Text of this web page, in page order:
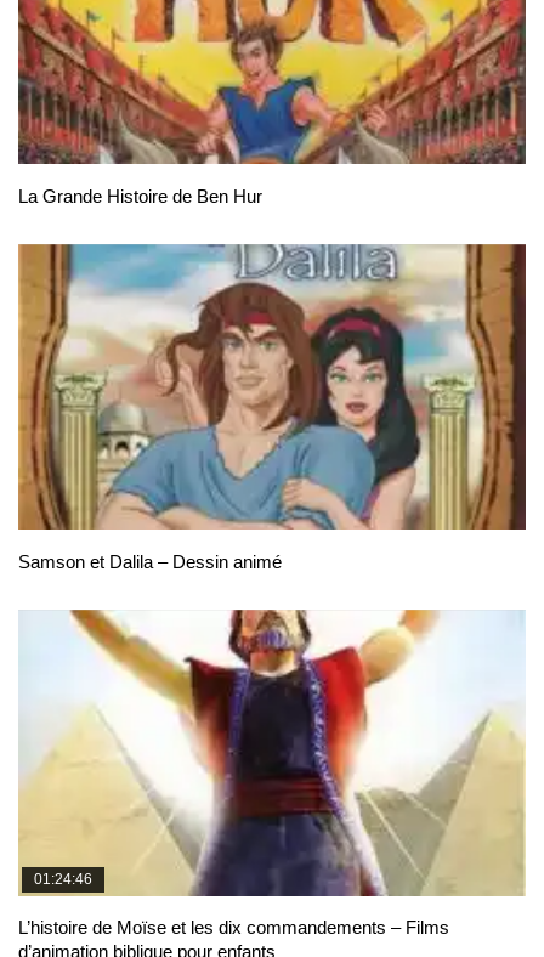
La Grande Histoire de Ben Hur
Samson et Dalila – Dessin animé
01:24:46
L’histoire de Moïse et les dix commandements – Films
d’animation biblique pour enfants